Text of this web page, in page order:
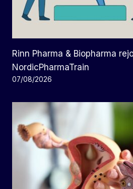
Rinn Pharma & Biopharma
NordicPharmaTrain
07/08/2026